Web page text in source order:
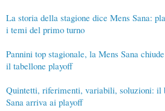
La storia della stagione dice Mens Sana:
i temi del primo turno
Pannini top stagionale, la Mens Sana
il tabellone playoff
Quintetti, riferimenti, variabili, soluzioni: il
Sana arriva ai playoff